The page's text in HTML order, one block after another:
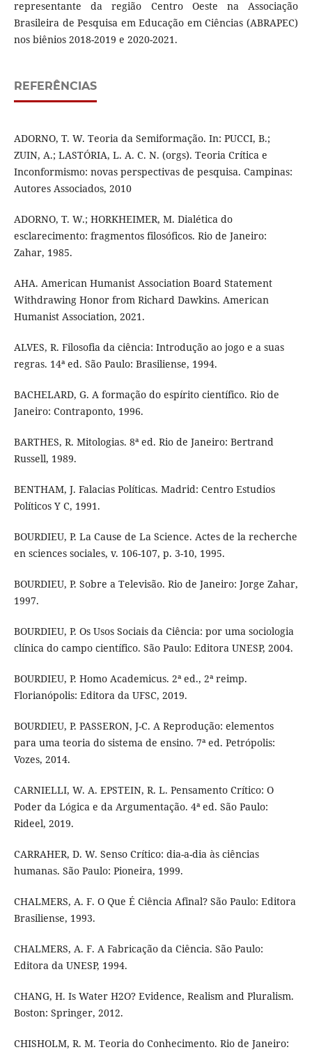
representante da região Centro Oeste na Associação
Brasileira de Pesquisa em Educação em Ciências (ABRAPEC)
nos biênios 2018-2019 e 2020-2021.
REFERÊNCIAS
ADORNO, T. W. Teoria da Semiformação. In: PUCCI, B.;
ZUIN, A.; LASTÓRIA, L. A. C. N. (orgs). Teoria Crítica e
Inconformismo: novas perspectivas de pesquisa. Campinas:
Autores Associados, 2010
ADORNO, T. W.; HORKHEIMER, M. Dialética do
esclarecimento: fragmentos filosóficos. Rio de Janeiro:
Zahar, 1985.
AHA. American Humanist Association Board Statement
Withdrawing Honor from Richard Dawkins. American
Humanist Association, 2021.
ALVES, R. Filosofia da ciência: Introdução ao jogo e a suas
regras. 14ª ed. São Paulo: Brasiliense, 1994.
BACHELARD, G. A formação do espírito científico. Rio de
Janeiro: Contraponto, 1996.
BARTHES, R. Mitologias. 8ª ed. Rio de Janeiro: Bertrand
Russell, 1989.
BENTHAM, J. Falacias Políticas. Madrid: Centro Estudios
Políticos Y C, 1991.
BOURDIEU, P. La Cause de La Science. Actes de la recherche
en sciences sociales, v. 106-107, p. 3-10, 1995.
BOURDIEU, P. Sobre a Televisão. Rio de Janeiro: Jorge Zahar,
1997.
BOURDIEU, P. Os Usos Sociais da Ciência: por uma sociologia
clínica do campo científico. São Paulo: Editora UNESP, 2004.
BOURDIEU, P. Homo Academicus. 2ª ed., 2ª reimp.
Florianópolis: Editora da UFSC, 2019.
BOURDIEU, P. PASSERON, J-C. A Reprodução: elementos
para uma teoria do sistema de ensino. 7ª ed. Petrópolis:
Vozes, 2014.
CARNIELLI, W. A. EPSTEIN, R. L. Pensamento Crítico: O
Poder da Lógica e da Argumentação. 4ª ed. São Paulo:
Rideel, 2019.
CARRAHER, D. W. Senso Crítico: dia-a-dia às ciências
humanas. São Paulo: Pioneira, 1999.
CHALMERS, A. F. O Que É Ciência Afinal? São Paulo: Editora
Brasiliense, 1993.
CHALMERS, A. F. A Fabricação da Ciência. São Paulo:
Editora da UNESP, 1994.
CHANG, H. Is Water H2O? Evidence, Realism and Pluralism.
Boston: Springer, 2012.
CHISHOLM, R. M. Teoria do Conhecimento. Rio de Janeiro: